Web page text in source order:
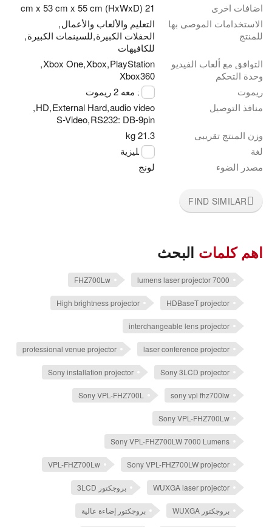
اضافات اخرى
21 cm x 53 cm x 55 cm (HxWxD)
الاستخدامات الموصى بها
للمنتج
التعليم والألعاب والأعمال
,
الحفلات الكبيرة
,للسينمات الكبيرة
,
للكافيهات
التوافق مع ألعاب الفيديو
وحدة التحكم
PlayStation
,
Xbox
,
Xbox One
,
Xbox360
ريموت
يوجد معه 2 ريموت
منافذ التوصيل
audio video
,
External Hard
,
HD
,
RS232: DB-9pin
,
S-Video
وزن المنتج تقريبى
21.3 kg
لغة
الانجليزية
مصدر الضوء
لونج
FIND SIMILAR
اهم كلمات البحث
7000 lumens laser projector
FHZ700Lw
HDBaseT projector
High brightness projector
interchangeable lens projector
laser conference projector
professional venue projector
Sony 3LCD projector
Sony installation projector
sony vpl fhz700lw
Sony VPL-FHZ700L
Sony VPL-FHZ700Lw
Sony VPL-FHZ700LW 7000 Lumens
Sony VPL-FHZ700LW projector
VPL-FHZ700Lw
WUXGA laser projector بروجكتور 3LCD
بروجكتور WUXGA بروجكتور إضاءة عالية